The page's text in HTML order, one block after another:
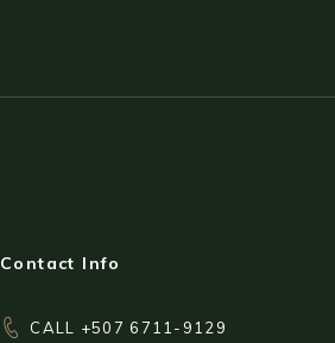
Contact Info
CALL +507 6711-9129